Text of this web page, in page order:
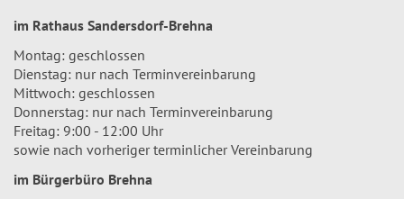
im Rathaus Sandersdorf-Brehna
Montag: geschlossen
Dienstag: nur nach Terminvereinbarung
Mittwoch: geschlossen
Donnerstag: nur nach Terminvereinbarung
Freitag: 9:00 - 12:00 Uhr
sowie nach vorheriger terminlicher Vereinbarung
im Bürgerbüro Brehna